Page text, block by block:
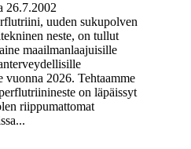
26.7.2002
uuden sukupolven
neste, on tullut
maailmanlaajuisille
2026. Tehtaamme
on läpäissyt
riippumattomat